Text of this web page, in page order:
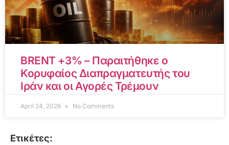
BRENT +3% – Παραιτήθηκε ο
Κορυφαίος Διαπραγματευτής του
Ιράν και οι Αγορές Τρέμουν
April 24, 2026 No Comments
Ετικέτες: